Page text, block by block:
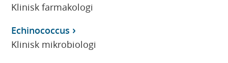
Klinisk farmakologi
Echinococcus
Klinisk mikrobiologi